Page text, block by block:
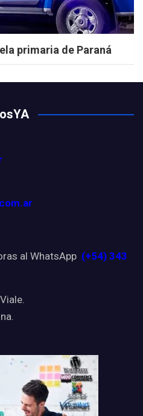
primaria de Paraná
al WhatsApp (+54) 343